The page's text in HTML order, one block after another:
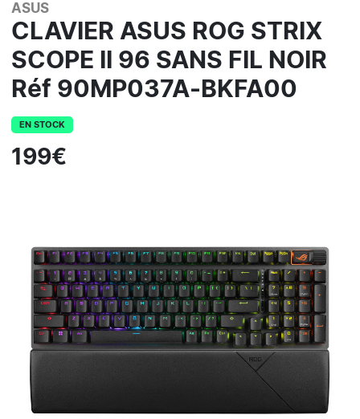
ASUS
CLAVIER ASUS ROG STRIX
SCOPE II 96 SANS FIL NOIR
Réf 90MP037A-BKFA00
EN STOCK
199€